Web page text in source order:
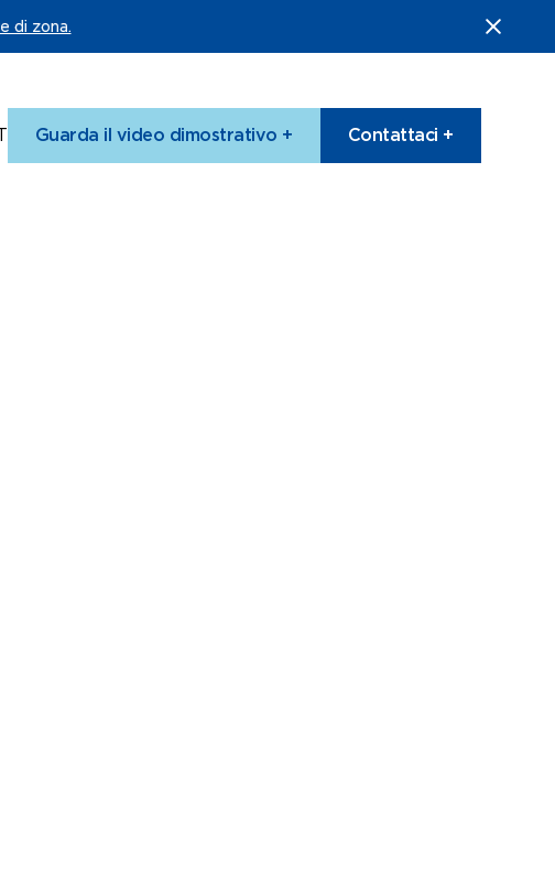
di zona.
Guarda il video dimostrativo + Contattaci +